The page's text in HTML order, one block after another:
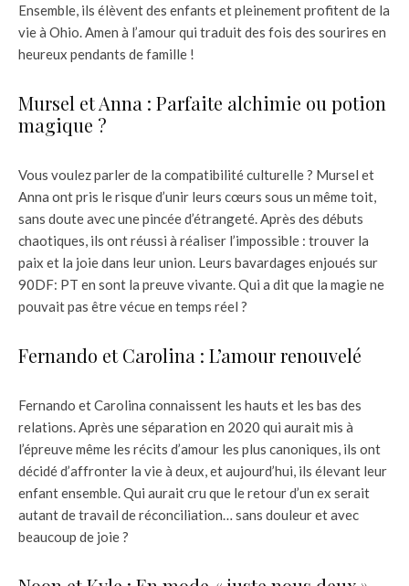
Ensemble, ils élèvent des enfants et pleinement profitent de la
vie à Ohio. Amen à l’amour qui traduit des fois des sourires en
heureux pendants de famille !
Mursel et Anna : Parfaite alchimie ou potion
magique ?
Vous voulez parler de la compatibilité culturelle ? Mursel et
Anna ont pris le risque d’unir leurs cœurs sous un même toit,
sans doute avec une pincée d’étrangeté. Après des débuts
chaotiques, ils ont réussi à réaliser l’impossible : trouver la
paix et la joie dans leur union. Leurs bavardages enjoués sur
90DF: PT en sont la preuve vivante. Qui a dit que la magie ne
pouvait pas être vécue en temps réel ?
Fernando et Carolina : L’amour renouvelé
Fernando et Carolina connaissent les hauts et les bas des
relations. Après une séparation en 2020 qui aurait mis à
l’épreuve même les récits d’amour les plus canoniques, ils ont
décidé d’affronter la vie à deux, et aujourd’hui, ils élevant leur
enfant ensemble. Qui aurait cru que le retour d’un ex serait
autant de travail de réconciliation… sans douleur et avec
beaucoup de joie ?